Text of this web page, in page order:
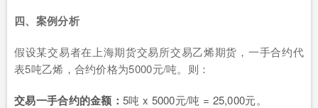
四、案例分析
假设某交易者在上海期货交易所交易乙烯期货，一手合约代
表5吨乙烯，合约价格为5000元/吨。则：
交易一手合约的金额： 5吨 x 5000元/吨 = 25,000元。